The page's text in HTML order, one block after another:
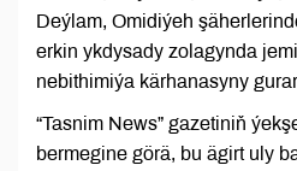
Deýlam, Omidiýeh
erkin ykdysady zolagynda
nebithimiýa kärhanasyny
“Tasnim News” gazetiniň
bermegine görä, bu ägirt uly